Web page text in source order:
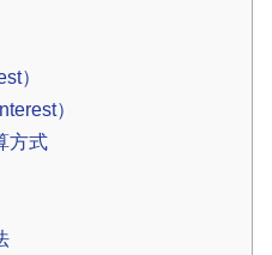
）
）
方式